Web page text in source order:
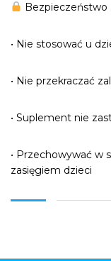
Bezpieczeństwo
• Nie stosować u
• Nie przekraczać
• Suplement nie
• Przechowywać w
zasięgiem dzieci